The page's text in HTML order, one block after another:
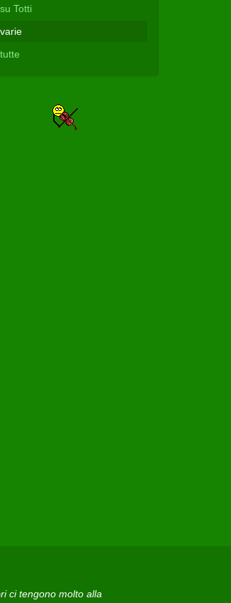
su Totti
varie
tutte
ci tengono molto alla